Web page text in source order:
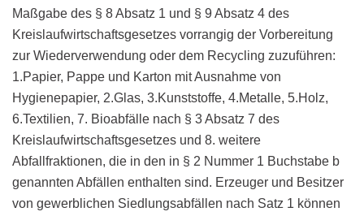
Maßgabe des § 8 Absatz 1 und § 9 Absatz 4 des
Kreislaufwirtschaftsgesetzes vorrangig der Vorbereitung
zur Wiederverwendung oder dem Recycling zuzuführen:
1.Papier, Pappe und Karton mit Ausnahme von
Hygienepapier, 2.Glas, 3.Kunststoffe, 4.Metalle, 5.Holz,
6.Textilien, 7. Bioabfälle nach § 3 Absatz 7 des
Kreislaufwirtschaftsgesetzes und 8. weitere
Abfallfraktionen, die in den in § 2 Nummer 1 Buchstabe b
genannten Abfällen enthalten sind. Erzeuger und Besitzer
von gewerblichen Siedlungsabfällen nach Satz 1 können